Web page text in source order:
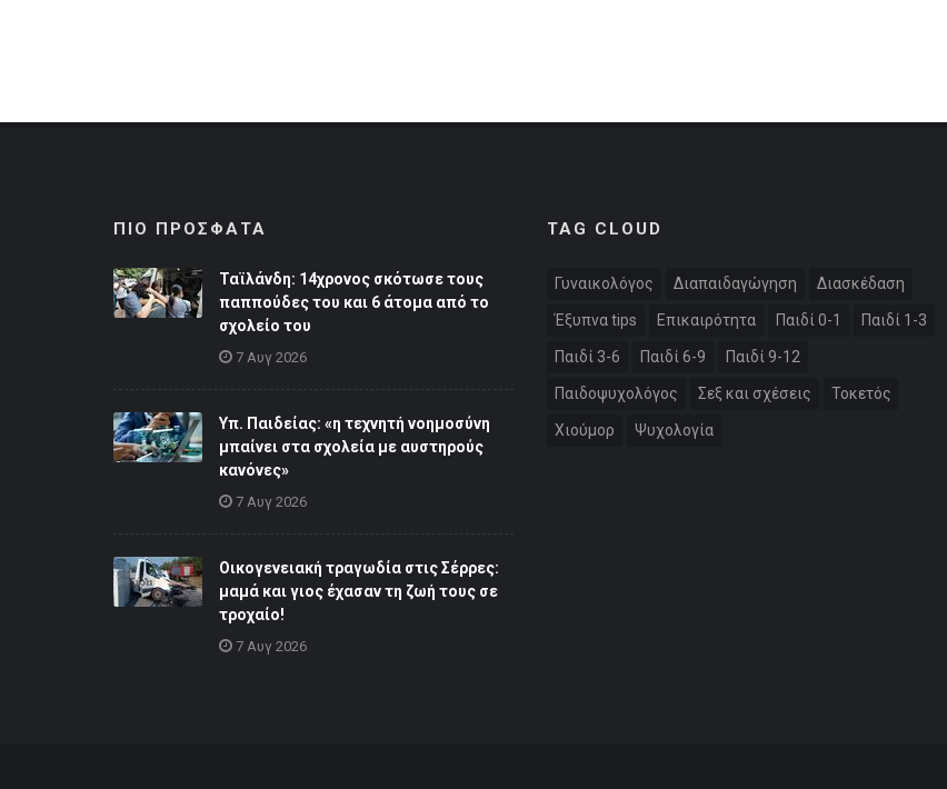
ΠΙΟ ΠΡΟΣΦΑΤΑ
Ταϊλάνδη: 14χρονος σκότωσε τους
παππούδες του και 6 άτομα από το
σχολείο του
7 Αυγ 2026
Υπ. Παιδείας: «η τεχνητή νοημοσύνη
μπαίνει στα σχολεία με αυστηρούς
κανόνες»
7 Αυγ 2026
Οικογενειακή τραγωδία στις Σέρρες:
μαμά και γιος έχασαν τη ζωή τους σε
τροχαίο!
7 Αυγ 2026
TAG CLOUD
Γυναικολόγος Διαπαιδαγώγηση Διασκέδαση
Έξυπνα tips Επικαιρότητα Παιδί 0-1 Παιδί 1-3
Παιδί 3-6 Παιδί 6-9 Παιδί 9-12
Παιδοψυχολόγος Σεξ και σχέσεις Τοκετός
Χιούμορ Ψυχολογία